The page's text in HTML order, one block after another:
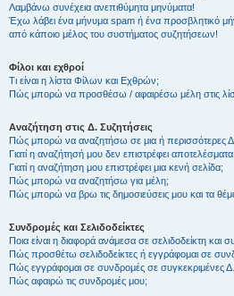
Λαμβάνω συνέχεια ανεπιθύμητα μηνύματα!
Έχω λάβει ένα μήνυμα spam ή ένα προσβλητικό
από κάποιο μέλος του συστήματος συζητήσεων!
Φίλοι και εχθροί
Τι είναι η λίστα Φίλων και Εχθρών;
Πώς μπορώ να προσθέσω / αφαιρέσω μέλη στις
Αναζήτηση στις Δ. Συζητήσεις
Πώς μπορώ να αναζητήσω σε μια ή περισσότερες Δ.
Γιατί η αναζήτησή μου δεν επιστρέφει αποτελέσματα;
Γιατί η αναζήτηση μου επιστρέφει μια κενή σελίδα;
Πώς μπορώ να αναζητήσω για μέλη;
Πώς μπορώ να βρω τις δημοσιεύσεις μου και τα
Συνδρομές και Σελιδοδείκτες
Ποια είναι η διαφορά ανάμεσα σε σελιδοδείκτη και
Πώς προσθέτω σελιδοδείκτες ή εγγράφομαι σε
Πώς εγγράφομαι σε συνδρομές σε συγκεκριμένες Δ.
Πώς αφαιρώ τις συνδρομές μου;